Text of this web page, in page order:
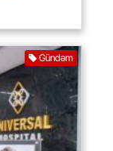
Gündəm